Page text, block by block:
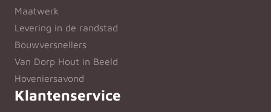
Maatwerk
Levering in de randstad
Bouwversnellers
Van Dorp Hout in Beeld
Hoveniersavond
Klantenservice